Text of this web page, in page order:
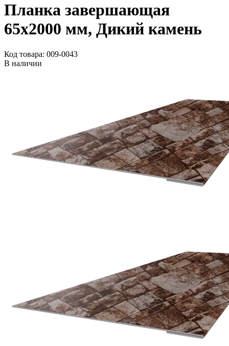
Планка завершающая
65x2000 мм, Дикий камень
Код товара: 009-0043
В наличии